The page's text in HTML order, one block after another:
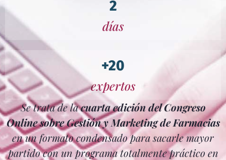
2
días
+20
expertos
Se trata de lacuarta edición del Congreso
Online sobre Gestión y Marketing de Farmacias
en un formato condensado para sacarle mayor
partido con un programa totalmente práctico en